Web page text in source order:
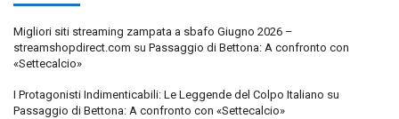
Migliori siti streaming zampata a sbafo Giugno 2026 –
streamshopdirect.com su Passaggio di Bettona: A confronto con
«Settecalcio»
I Protagonisti Indimenticabili: Le Leggende del Colpo Italiano su
Passaggio di Bettona: A confronto con «Settecalcio»